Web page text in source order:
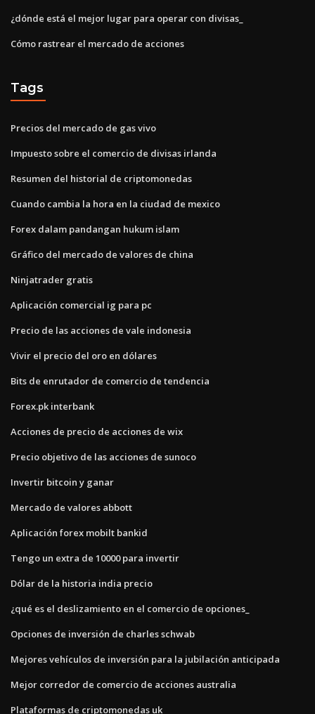
¿dónde está el mejor lugar para operar con divisas_
Cómo rastrear el mercado de acciones
Tags
Precios del mercado de gas vivo
Impuesto sobre el comercio de divisas irlanda
Resumen del historial de criptomonedas
Cuando cambia la hora en la ciudad de mexico
Forex dalam pandangan hukum islam
Gráfico del mercado de valores de china
Ninjatrader gratis
Aplicación comercial ig para pc
Precio de las acciones de vale indonesia
Vivir el precio del oro en dólares
Bits de enrutador de comercio de tendencia
Forex.pk interbank
Acciones de precio de acciones de wix
Precio objetivo de las acciones de sunoco
Invertir bitcoin y ganar
Mercado de valores abbott
Aplicación forex mobilt bankid
Tengo un extra de 10000 para invertir
Dólar de la historia india precio
¿qué es el deslizamiento en el comercio de opciones_
Opciones de inversión de charles schwab
Mejores vehículos de inversión para la jubilación anticipada
Mejor corredor de comercio de acciones australia
Plataformas de criptomonedas uk